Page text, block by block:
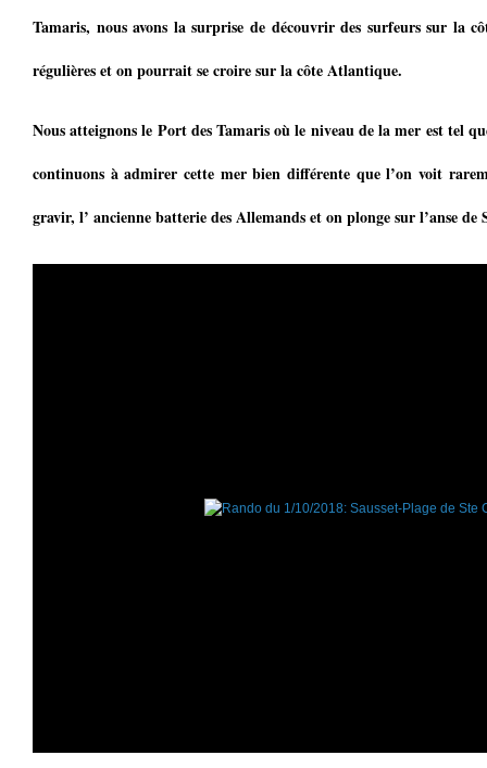
Tamaris, nous avons la surprise de découvrir des surfeurs sur la
régulières et on pourrait se croire sur la côte Atlantique.
Nous atteignons le Port des Tamaris où le niveau de la mer est tel
continuons à admirer cette mer bien différente que l’on voit
gravir, l’ ancienne batterie des Allemands et on plonge sur l’anse de